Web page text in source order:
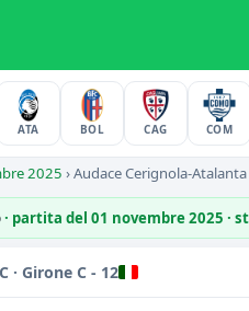
ATA BOL CAG COM
2025 ›Audace Cerignola-
· partita del 01 novembre 2025 ·
· Girone C - 12